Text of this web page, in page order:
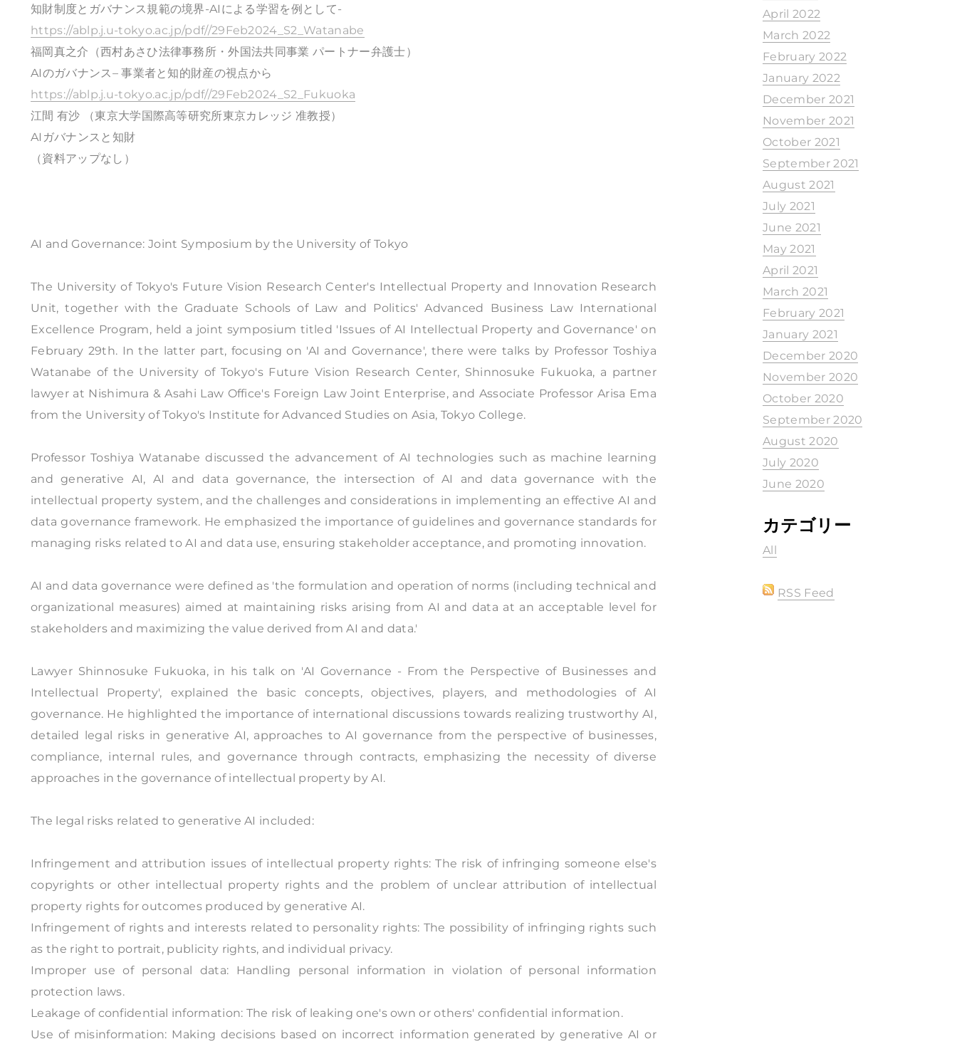
知財制度とガバナンス規範の境界-AIによる学習を例として-
https://ablp.j.u-tokyo.ac.jp/pdf//29Feb2024_S2_Watanabe
福岡真之介（西村あさひ法律事務所・外国法共同事業 パートナー弁護士）
AIのガバナンス– 事業者と知的財産の視点から
https://ablp.j.u-tokyo.ac.jp/pdf//29Feb2024_S2_Fukuoka
江間 有沙 （東京大学国際高等研究所東京カレッジ 准教授）
AIガバナンスと知財
（資料アップなし）
AI and Governance: Joint Symposium by the University of Tokyo
The University of Tokyo's Future Vision Research Center's Intellectual Property and Innovation Research
Unit, together with the Graduate Schools of Law and Politics' Advanced Business Law International
Excellence Program, held a joint symposium titled 'Issues of AI Intellectual Property and Governance' on
February 29th. In the latter part, focusing on 'AI and Governance', there were talks by Professor Toshiya
Watanabe of the University of Tokyo's Future Vision Research Center, Shinnosuke Fukuoka, a partner
lawyer at Nishimura & Asahi Law Office's Foreign Law Joint Enterprise, and Associate Professor Arisa Ema
from the University of Tokyo's Institute for Advanced Studies on Asia, Tokyo College.
Professor Toshiya Watanabe discussed the advancement of AI technologies such as machine learning
and generative AI, AI and data governance, the intersection of AI and data governance with the
intellectual property system, and the challenges and considerations in implementing an effective AI and
data governance framework. He emphasized the importance of guidelines and governance standards for
managing risks related to AI and data use, ensuring stakeholder acceptance, and promoting innovation.
AI and data governance were defined as 'the formulation and operation of norms (including technical and
organizational measures) aimed at maintaining risks arising from AI and data at an acceptable level for
stakeholders and maximizing the value derived from AI and data.'
Lawyer Shinnosuke Fukuoka, in his talk on 'AI Governance - From the Perspective of Businesses and
Intellectual Property', explained the basic concepts, objectives, players, and methodologies of AI
governance. He highlighted the importance of international discussions towards realizing trustworthy AI,
detailed legal risks in generative AI, approaches to AI governance from the perspective of businesses,
compliance, internal rules, and governance through contracts, emphasizing the necessity of diverse
approaches in the governance of intellectual property by AI.
The legal risks related to generative AI included:
Infringement and attribution issues of intellectual property rights: The risk of infringing someone else's
copyrights or other intellectual property rights and the problem of unclear attribution of intellectual
property rights for outcomes produced by generative AI.
Infringement of rights and interests related to personality rights: The possibility of infringing rights such
as the right to portrait, publicity rights, and individual privacy.
Improper use of personal data: Handling personal information in violation of personal information
protection laws.
Leakage of confidential information: The risk of leaking one's own or others' confidential information.
Use of misinformation: Making decisions based on incorrect information generated by generative AI or
April 2022
March 2022
February 2022
January 2022
December 2021
November 2021
October 2021
September 2021
August 2021
July 2021
June 2021
May 2021
April 2021
March 2021
February 2021
January 2021
December 2020
November 2020
October 2020
September 2020
August 2020
July 2020
June 2020
カテゴリー
All
RSS Feed